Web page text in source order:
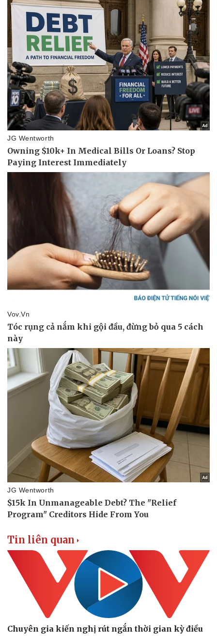
Bóng đá
Lịch thi đấu bóng đá
Thế giới thể thao
eSports
Hậu trường
Ô tô
Xe máy
Tư vấn
Tin liên quan
Chuyên gia kiến nghị rút ngắn thời gian kỳ điều